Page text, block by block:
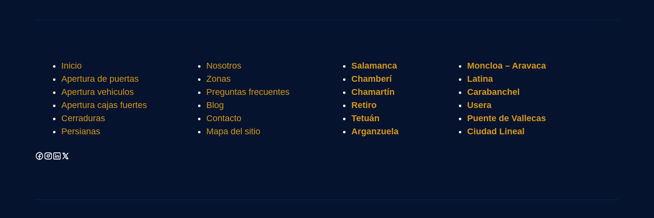
Inicio
Apertura de puertas
Apertura vehiculos
Apertura cajas fuertes
Cerraduras
Persianas
Nosotros
Zonas
Preguntas frecuentes
Blog
Contacto
Mapa del sitio
Salamanca
Chamberí
Chamartín
Retiro
Tetuán
Arganzuela
Moncloa – Aravaca
Latina
Carabanchel
Usera
Puente de Vallecas
Ciudad Lineal